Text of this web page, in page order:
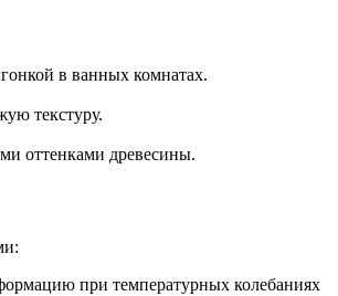
в ванных комнатах.
текстуру.
оттенками древесины.
при температурных колебаниях